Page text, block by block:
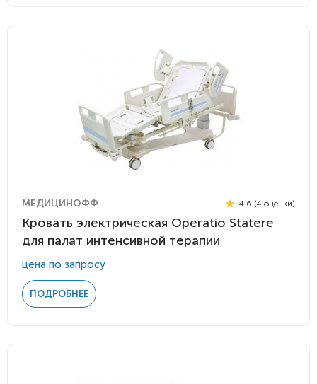
МЕДИЦИНОФФ 4.6 (4 оценки)
Кровать электрическая Operatio Statere
для палат интенсивной терапии
цена по запросу
ПОДРОБНЕЕ